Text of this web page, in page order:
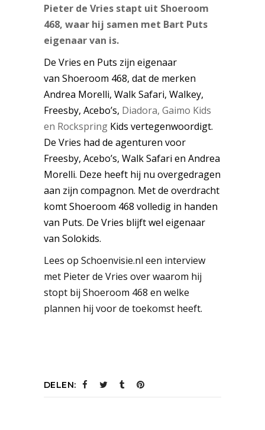
Pieter de Vries stapt uit Shoeroom
468, waar hij samen met Bart Puts
eigenaar van is.
De Vries en Puts zijn eigenaar
van Shoeroom 468, dat de merken
Andrea Morelli, Walk Safari, Walkey,
Freesby, Acebo’s, Diadora, Gaimo Kids
en Rockspring Kids vertegenwoordigt.
De Vries had de agenturen voor
Freesby, Acebo’s, Walk Safari en Andrea
Morelli. Deze heeft hij nu overgedragen
aan zijn compagnon. Met de overdracht
komt Shoeroom 468 volledig in handen
van Puts. De Vries blijft wel eigenaar
van Solokids.
Lees op Schoenvisie.nl een interview
met Pieter de Vries over waarom hij
stopt bij Shoeroom 468 en welke
plannen hij voor de toekomst heeft.
DELEN: